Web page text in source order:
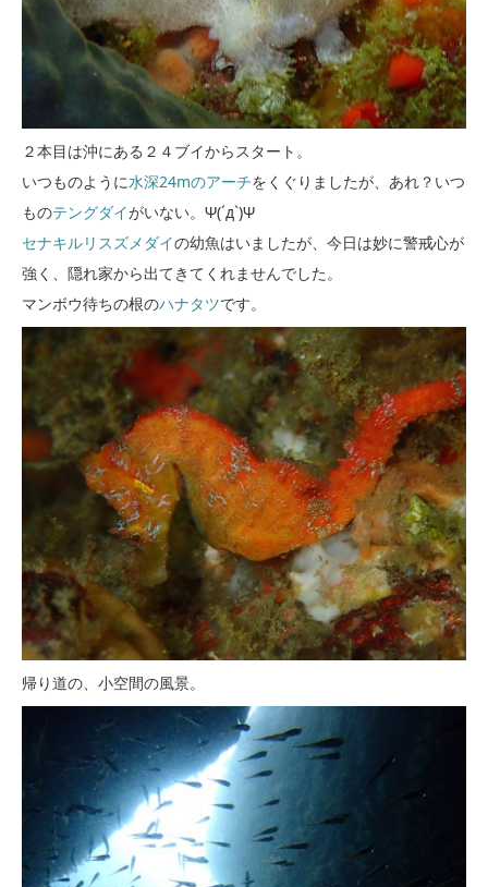
２本目は沖にある２４ブイからスタート。
いつものように水深24mのアーチをくぐりましたが、あれ？いつ
ものテングダイがいない。Ψ(´д`)Ψ
セナキルリスズメダイの幼魚はいましたが、今日は妙に警戒心が
強く、隠れ家から出てきてくれませんでした。
マンボウ待ちの根のハナタツです。
帰り道の、小空間の風景。